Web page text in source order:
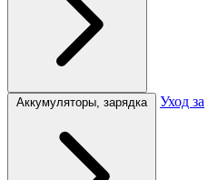
Аккумуляторы, зарядка Уход за